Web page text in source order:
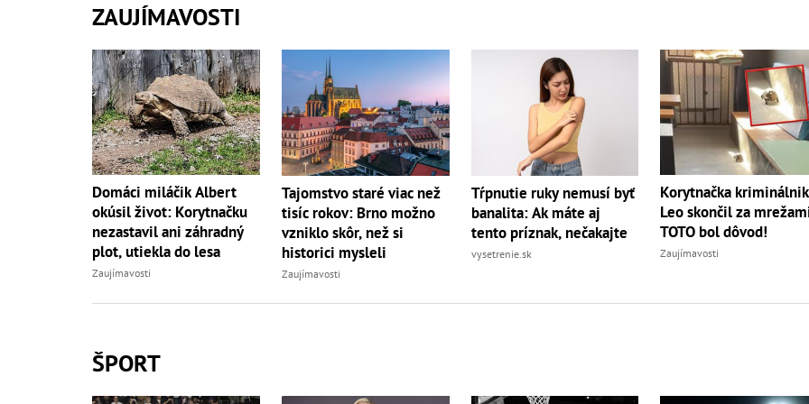
ZAUJÍMAVOSTI
Domáci miláčik Albert
okúsil život: Korytnačku
nezastavil ani záhradný
plot, utiekla do lesa
Zaujímavosti
Tajomstvo staré viac než
tisíc rokov: Brno možno
vzniklo skôr, než si
historici mysleli
Zaujímavosti
Tŕpnutie ruky nemusí byť
banalita: Ak máte aj
tento príznak, nečakajte
vysetrenie.sk
Korytnačka
Leo skončil za
TOTO bol dôvod!
Zaujímavosti
ŠPORT